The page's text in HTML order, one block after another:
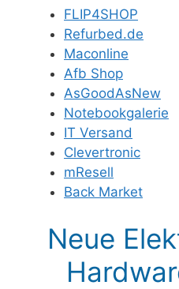
FLIP4SHOP
Refurbed.de
Maconline
Afb Shop
AsGoodAsNew
Notebookgalerie
IT Versand
Clevertronic
mResell
Back Market
Neue